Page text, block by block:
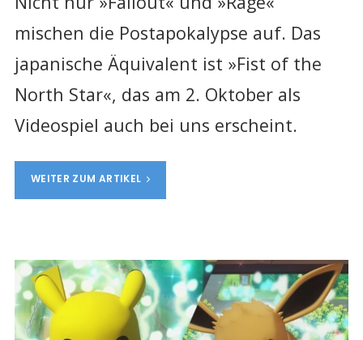
mischen die Postapokalypse auf. Das
japanische Äquivalent ist »Fist of the
North Star«, das am 2. Oktober als
Videospiel auch bei uns erscheint.
WEITER ZUM ARTIKEL